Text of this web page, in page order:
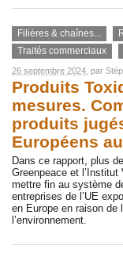
Filières & chaînes...
Traités commerciaux
26 septembre 2024 , par
Produits
mesures.
produits
Européens
Dans ce rapport, plus
Greenpeace et l’Institut
mettre fin au système
entreprises de l’UE
en Europe en raison de
l’environnement.